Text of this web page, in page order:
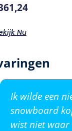
Nu
Ik wilde een
snowboard
wist niet waar